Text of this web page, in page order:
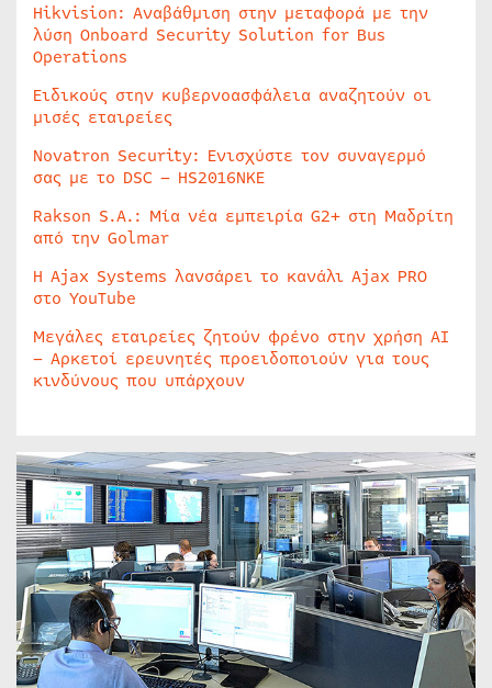
Hikvision: Αναβάθμιση στην μεταφορά με την
λύση Onboard Security Solution for Bus
Operations
Ειδικούς στην κυβερνοασφάλεια αναζητούν οι
μισές εταιρείες
Novatron Security: Ενισχύστε τον συναγερμό
σας με το DSC – HS2016NKE
Rakson S.A.: Μία νέα εμπειρία G2+ στη Μαδρίτη
από την Golmar
Η Ajax Systems λανσάρει το κανάλι Ajax PRO
στο YouTube
Μεγάλες εταιρείες ζητούν φρένο στην χρήση AI
– Αρκετοί ερευνητές προειδοποιούν για τους
κινδύνους που υπάρχουν